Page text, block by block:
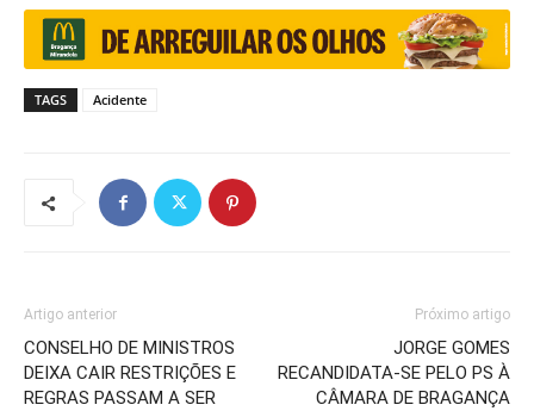
TAGS Acidente
Artigo anterior
CONSELHO DE MINISTROS
DEIXA CAIR RESTRIÇÕES E
REGRAS PASSAM A SER
Próximo artigo
JORGE GOMES
RECANDIDATA-SE PELO PS À
CÂMARA DE BRAGANÇA